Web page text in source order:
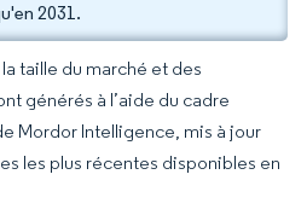
2031.
taille du marché et des
générés à l’aide du cadre
Mordor Intelligence, mis à jour
les plus récentes disponibles en